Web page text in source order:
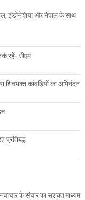
इंडोनेशिया और नेपाल के साथ
रहें- सीएम
शिवभक्त कांवड़ियों का अभिनंदन
प्रतिबद्ध
नवाचार के संचार का सशक्त माध्यम